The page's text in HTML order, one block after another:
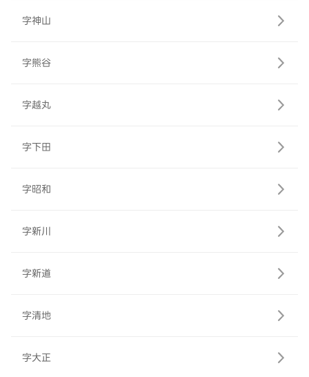
字神山
字熊谷
字越丸
字下田
字昭和
字新川
字新道
字清地
字大正